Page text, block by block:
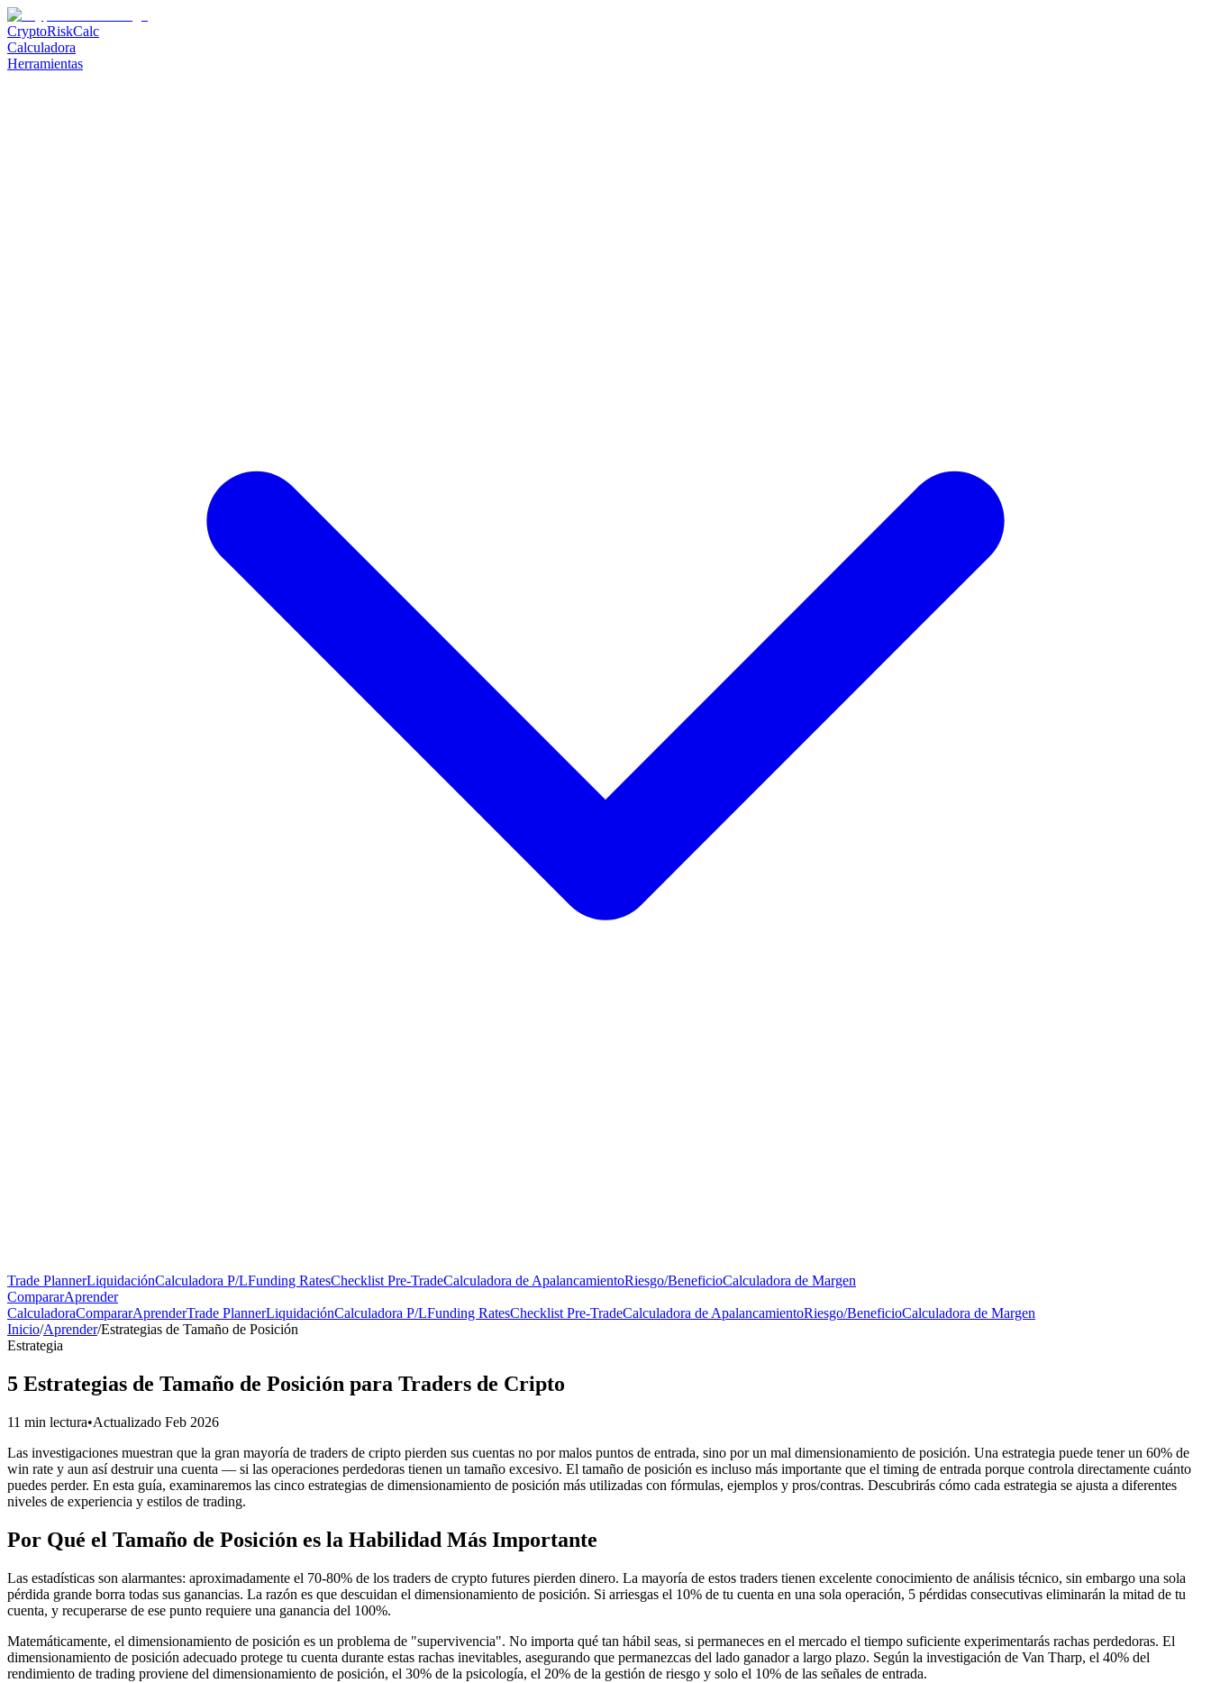
CryptoRiskCalc
Calculadora
Herramientas
Trade PlannerLiquidaciónCalculadora P/LFunding RatesChecklist Pre-TradeCalculadora de ApalancamientoRiesgo/BeneficioCalculadora de Margen
CompararAprender
CalculadoraCompararAprenderTrade PlannerLiquidaciónCalculadora P/LFunding RatesChecklist Pre-TradeCalculadora de ApalancamientoRiesgo/BeneficioCalculadora de Margen
Inicio/Aprender/Estrategias de Tamaño de Posición
Estrategia
5 Estrategias de Tamaño de Posición para Traders de Cripto
11 min lectura•Actualizado Feb 2026
Las investigaciones muestran que la gran mayoría de traders de cripto pierden sus cuentas no por malos puntos de entrada, sino por un mal dimensionamiento de posición. Una estrategia puede tener un 60% de
win rate y aun así destruir una cuenta — si las operaciones perdedoras tienen un tamaño excesivo. El tamaño de posición es incluso más importante que el timing de entrada porque controla directamente cuánto
puedes perder. En esta guía, examinaremos las cinco estrategias de dimensionamiento de posición más utilizadas con fórmulas, ejemplos y pros/contras. Descubrirás cómo cada estrategia se ajusta a diferentes
niveles de experiencia y estilos de trading.
Por Qué el Tamaño de Posición es la Habilidad Más Importante
Las estadísticas son alarmantes: aproximadamente el 70-80% de los traders de crypto futures pierden dinero. La mayoría de estos traders tienen excelente conocimiento de análisis técnico, sin embargo una sola
pérdida grande borra todas sus ganancias. La razón es que descuidan el dimensionamiento de posición. Si arriesgas el 10% de tu cuenta en una sola operación, 5 pérdidas consecutivas eliminarán la mitad de tu
cuenta, y recuperarse de ese punto requiere una ganancia del 100%.
Matemáticamente, el dimensionamiento de posición es un problema de "supervivencia". No importa qué tan hábil seas, si permaneces en el mercado el tiempo suficiente experimentarás rachas perdedoras. El
dimensionamiento de posición adecuado protege tu cuenta durante estas rachas inevitables, asegurando que permanezcas del lado ganador a largo plazo. Según la investigación de Van Tharp, el 40% del
rendimiento de trading proviene del dimensionamiento de posición, el 30% de la psicología, el 20% de la gestión de riesgo y solo el 10% de las señales de entrada.